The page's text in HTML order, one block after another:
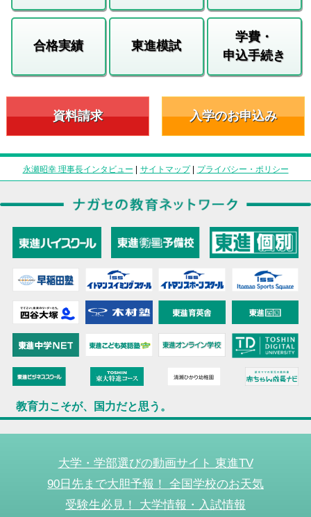
合格実績 東進模試
学費・
申込手続き
資料請求 入学のお申込み
永瀬昭幸 理事長インタビュー | サイトマップ| プライバシー・ポリシー
教育力こそが、国力だと思う。
大学・学部選びの動画サイト 東進TV
90日先まで大胆予報！ 全国学校のお天気
受験生必見！ 大学情報・入試情報